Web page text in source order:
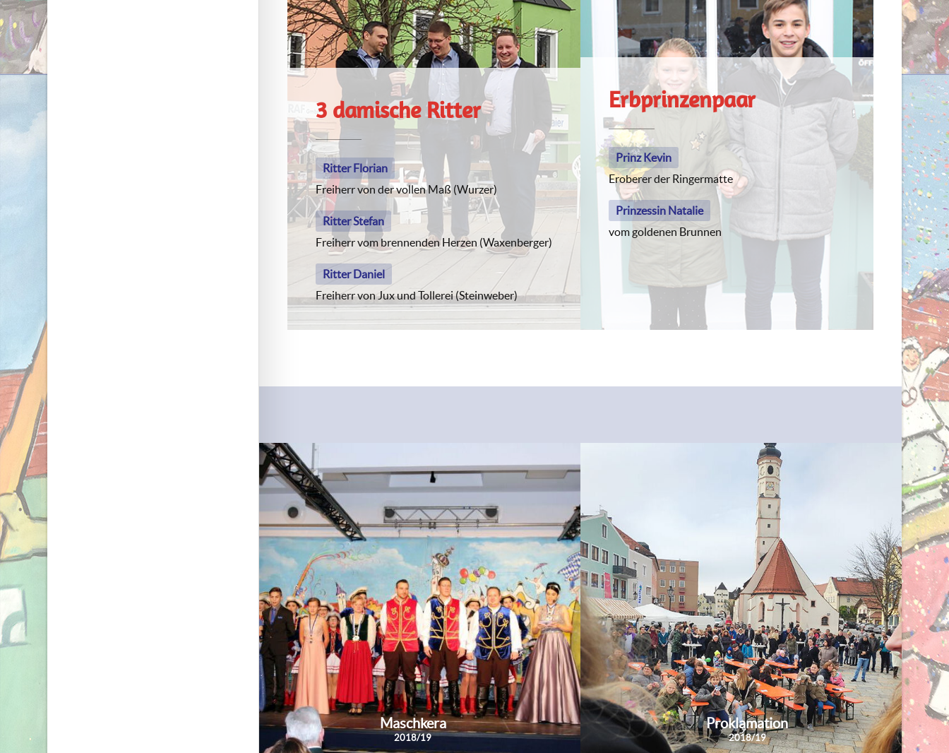
3 damische Ritter
Ritter Florian
Freiherr von der vollen Maß (Wurzer)
Ritter Stefan
Freiherr vom brennenden Herzen (Waxenberger)
Ritter Daniel
Freiherr von Jux und Tollerei (Steinweber)
Erbprinzenpaar
Prinz Kevin
Eroberer der Ringermatte
Prinzessin Natalie
vom goldenen Brunnen
Maschkera
2018/19
Proklamation
2018/19